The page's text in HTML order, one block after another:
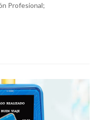
Profesional;